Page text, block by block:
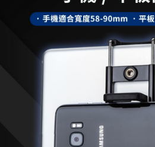
全家取貨付款
每筆NT$65，滿NT$690(含以上)免運費
付款後全家取貨
每筆NT$65，滿NT$690(含以上)免運費
每筆NT$65，滿NT$690(含以上)免運費
付款後7-11取貨